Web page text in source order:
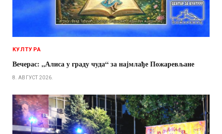
КУЛТУРА
Вечерас: „Алиса у граду чуда“ за најмлађе Пожаревљане
8. АВГУСТ 2026.